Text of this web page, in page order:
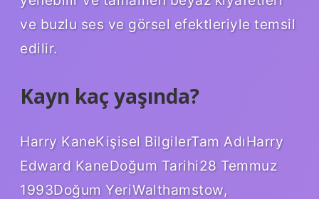
ve buzlu ses ve görsel efektleriyle temsil
edilir.
Kayn kaç yaşında?
Harry KaneKişisel BilgilerTam AdıHarry
Edward KaneDoğum Tarihi28 Temmuz
1993Doğum YeriWalthamstow,